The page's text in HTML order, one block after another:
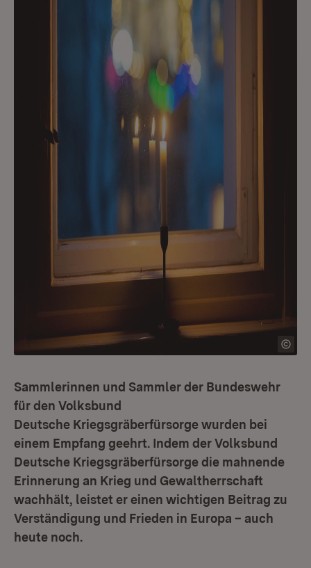
Sammlerinnen und Sammler der Bundeswehr
für den Volksbund
Deutsche Kriegsgräberfürsorge wurden bei
einem Empfang geehrt. Indem der Volksbund
Deutsche Kriegsgräberfürsorge die mahnende
Erinnerung an Krieg und Gewaltherrschaft
wachhält, leistet er einen wichtigen Beitrag zu
Verständigung und Frieden in Europa – auch
heute noch.